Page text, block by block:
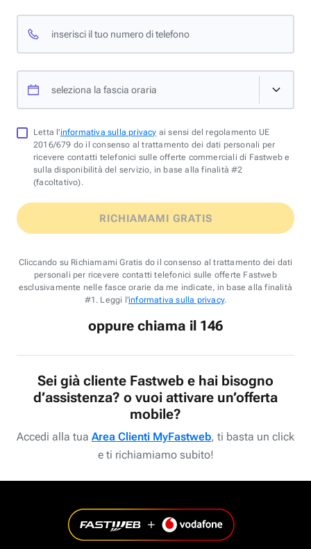
inserisci il tuo numero di telefono
seleziona la fascia oraria
Letta l'informativa sulla privacy ai sensi del regolamento UE
2016/679 do il consenso al trattamento dei dati personali per
ricevere contatti telefonici sulle offerte commerciali di Fastweb e
sulla disponibilità del servizio, in base alla finalità #2
(facoltativo).
RICHIAMAMI GRATIS
Cliccando su Richiamami Gratis do il consenso al trattamento dei dati
personali per ricevere contatti telefonici sulle offerte Fastweb
esclusivamente nelle fasce orarie da me indicate, in base alla finalità
#1. Leggi l'informativa sulla privacy.
oppure chiama il 146
Sei già cliente Fastweb e hai bisogno
d’assistenza? o vuoi attivare un’offerta
mobile?
Accedi alla tua Area Clienti MyFastweb, ti basta un click
e ti richiamiamo subito!